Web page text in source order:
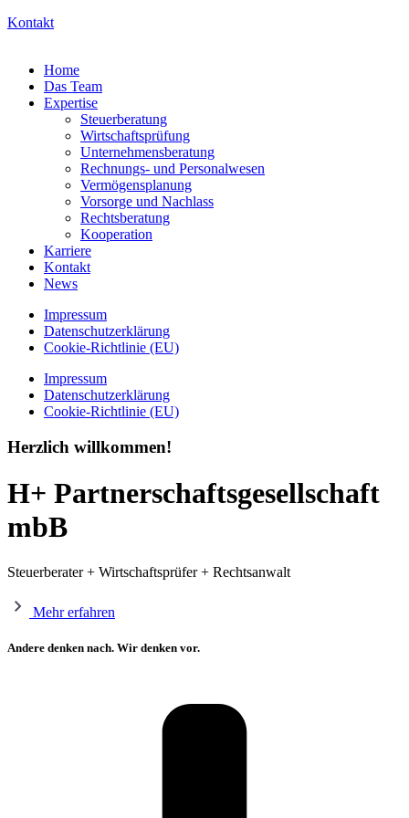
Kontakt
Home
Das Team
Expertise
Steuerberatung
Wirtschaftsprüfung
Unternehmensberatung
Rechnungs- und Personalwesen
Vermögensplanung
Vorsorge und Nachlass
Rechtsberatung
Kooperation
Karriere
Kontakt
News
Impressum
Datenschutzerklärung
Cookie-Richtlinie (EU)
Impressum
Datenschutzerklärung
Cookie-Richtlinie (EU)
Herzlich willkommen!
H+ Partnerschaftsgesellschaft
mbB
Steuerberater + Wirtschaftsprüfer + Rechtsanwalt
Mehr erfahren
Andere denken nach. Wir denken vor.